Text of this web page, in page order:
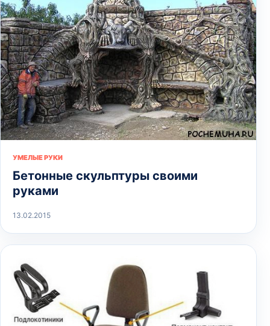
УМЕЛЫЕ РУКИ
Бетонные скульптуры своими
руками
13.02.2015